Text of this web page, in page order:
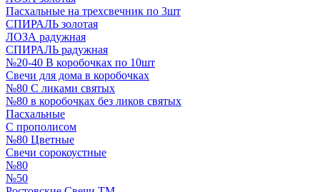
Пасхальные на трехсвечник по 3шт
СПИРАЛЬ золотая
ЛОЗА радужная
СПИРАЛЬ радужная
№20-40 В коробочках по 10шт
Свечи для дома в коробочках
№80 С ликами святых
№80 в коробочках без ликов святых
Пасхальные
С прополисом
№80 Цветные
Свечи сорокоустные
№80
№50